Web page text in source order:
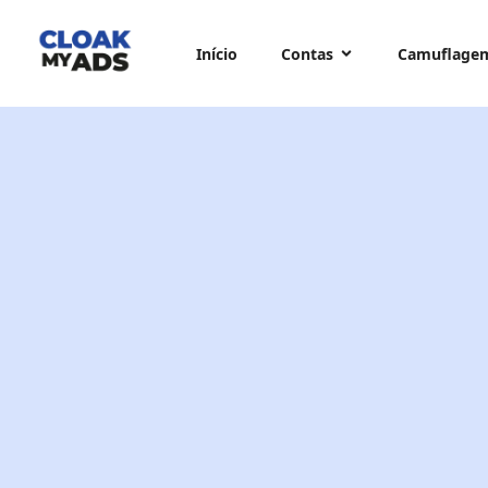
Início Contas